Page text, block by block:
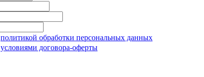
политикой обработки персональных данных
условиями договора-оферты